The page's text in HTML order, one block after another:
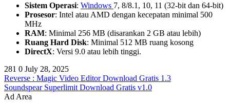
Sistem Operasi: Windows 7, 8/8.1, 10, 11 (32-bit dan 64-bit)
Prosesor: Intel atau AMD dengan kecepatan minimal 500
MHz
RAM: Minimal 256 MB (disarankan 2 GB atau lebih)
Ruang Hard Disk: Minimal 512 MB ruang kosong
DirectX: Versi 9.0 atau lebih tinggi.
281 0 July 28, 2025
Reverse : Magic Video Editor Download Gratis 1.3
Soundspear Superlimit Download Gratis v1.0
Ad Area